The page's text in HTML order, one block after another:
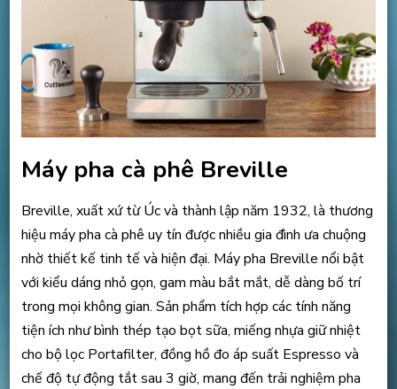
Máy pha cà phê Breville
Breville, xuất xứ từ Úc và thành lập năm 1932, là thương
hiệu máy pha cà phê uy tín được nhiều gia đình ưa chuộng
nhờ thiết kế tinh tế và hiện đại. Máy pha Breville nổi bật
với kiểu dáng nhỏ gọn, gam màu bắt mắt, dễ dàng bố trí
trong mọi không gian. Sản phẩm tích hợp các tính năng
tiện ích như bình thép tạo bọt sữa, miếng nhựa giữ nhiệt
cho bộ lọc Portafilter, đồng hồ đo áp suất Espresso và
chế độ tự động tắt sau 3 giờ, mang đến trải nghiệm pha